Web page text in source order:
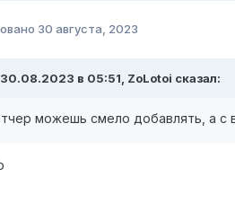
30 августа, 2023
в 05:51, ZoLotoi сказал:
можешь смело добавлять, а с